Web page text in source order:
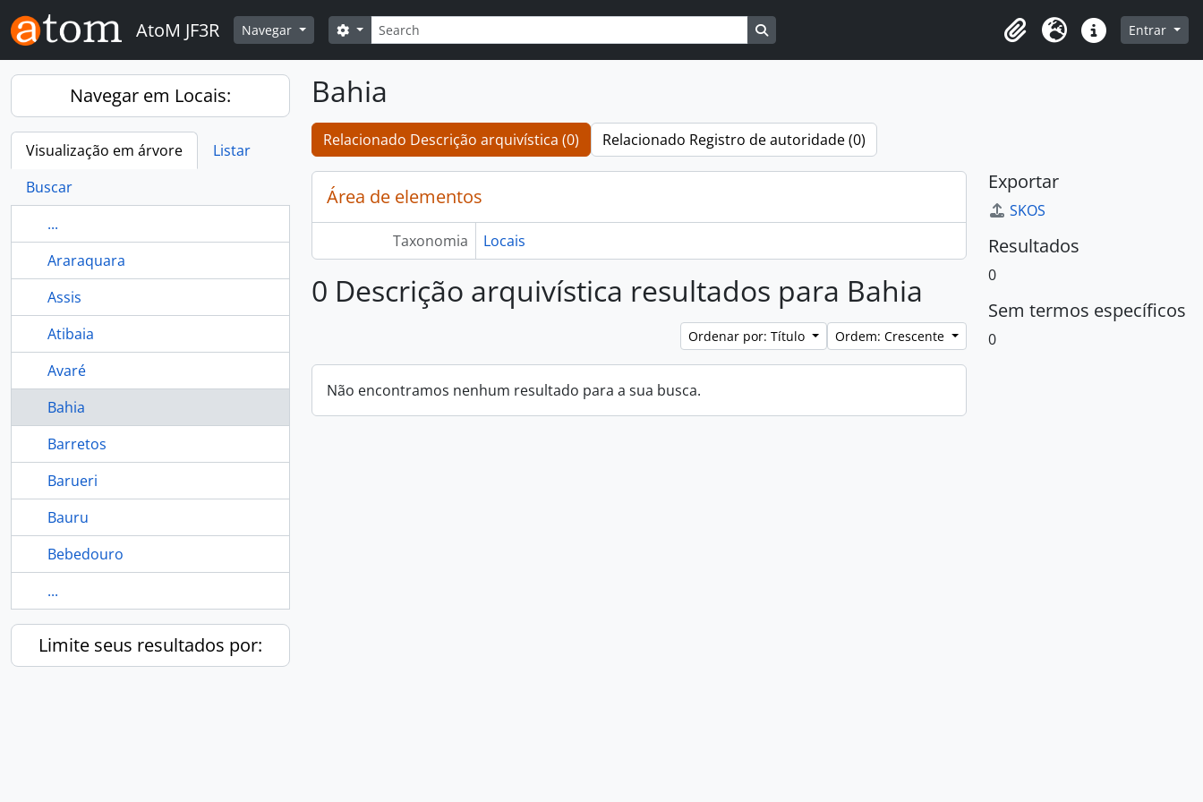
Skip to main content
AtoM JF3R Navegar Buscar
Opções de busca
Clipboard
Idioma Atalhos Entrar
Navegar em Locais:
Visualização em árvore
Listar
Buscar
...
Araraquara
Assis
Atibaia
Avaré
Bahia
Barretos
Barueri
Bauru
Bebedouro
...
Limite seus resultados por:
Bahia
Relacionado Descrição arquivística (0) Relacionado Registro de autoridade (0)
Área de elementos
Taxonomia Locais
0 Descrição arquivística resultados para Bahia
Ordenar por: Título Ordem: Crescente
Não encontramos nenhum resultado para a sua busca.
Exportar
SKOS
Resultados
0
Sem termos específicos
0